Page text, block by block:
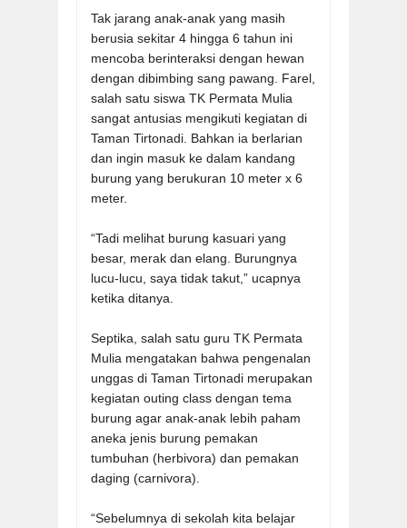
Tak jarang anak-anak yang masih
berusia sekitar 4 hingga 6 tahun ini
mencoba berinteraksi dengan hewan
dengan dibimbing sang pawang. Farel,
salah satu siswa TK Permata Mulia
sangat antusias mengikuti kegiatan di
Taman Tirtonadi. Bahkan ia berlarian
dan ingin masuk ke dalam kandang
burung yang berukuran 10 meter x 6
meter.
“Tadi melihat burung kasuari yang
besar, merak dan elang. Burungnya
lucu-lucu, saya tidak takut,” ucapnya
ketika ditanya.
Septika, salah satu guru TK Permata
Mulia mengatakan bahwa pengenalan
unggas di Taman Tirtonadi merupakan
kegiatan outing class dengan tema
burung agar anak-anak lebih paham
aneka jenis burung pemakan
tumbuhan (herbivora) dan pemakan
daging (carnivora).
“Sebelumnya di sekolah kita belajar